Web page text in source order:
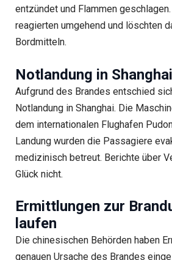
entzündet und Flammen
reagierten umgehend und löschten
Bordmitteln.
Notlandung in Shanghai
Aufgrund des Brandes entschied
Notlandung in Shanghai. Die
dem internationalen Flughafen
Landung wurden die Passagiere
medizinisch betreut. Berichte über
Glück nicht.
Ermittlungen zur
laufen
Die chinesischen Behörden haben
genauen Ursache des Brandes